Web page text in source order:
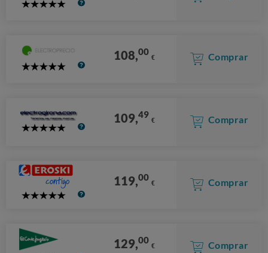
5
5
108,00 € Comprar
5
109,49 € Comprar
5
119,00 € Comprar
129,00 € Comprar